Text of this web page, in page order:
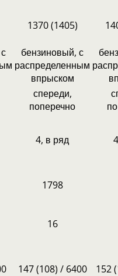
1370 (1405)
бензиновый, с
распределенным
впрыском
спереди,
поперечно
4, в ряд
1798
16
147 (108) / 6400 152